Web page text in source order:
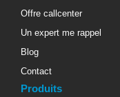
Offre callcenter
Un expert me rappel
Blog
Contact
Produits